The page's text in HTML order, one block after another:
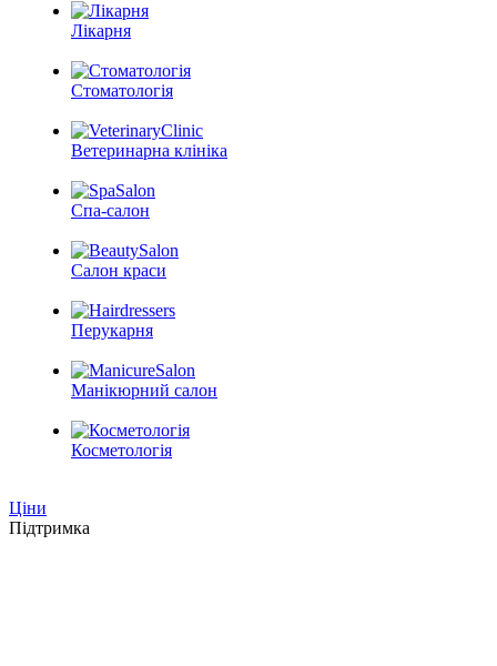
Лікарня
Стоматологія
Ветеринарна клініка
Спа-салон
Салон краси
Перукарня
Манікюрний салон
Косметологія
Ціни
Підтримка